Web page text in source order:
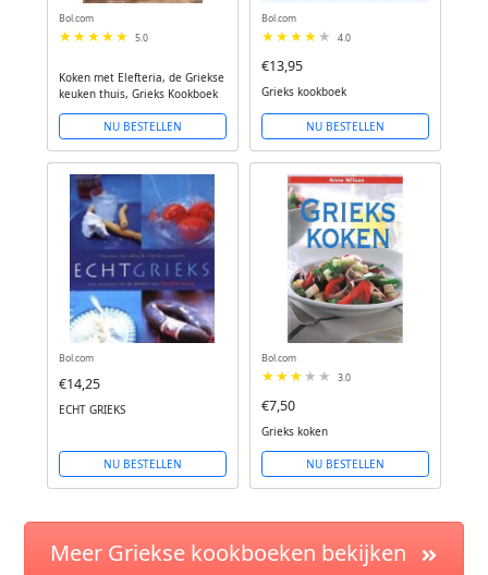
Bol.com
5.0
Koken met Elefteria, de Griekse
keuken thuis, Grieks Kookboek
NU BESTELLEN
Bol.com
4.0
€13,95
Grieks kookboek
NU BESTELLEN
Bol.com
€14,25
ECHT GRIEKS
NU BESTELLEN
Bol.com
3.0
€7,50
Grieks koken
NU BESTELLEN
Meer Griekse kookboeken bekijken